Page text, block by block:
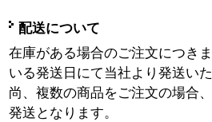
配送について
在庫がある場合のご注文につき
いる発送日にて当社より発送い
尚、複数の商品をご注文の場合
発送となります。